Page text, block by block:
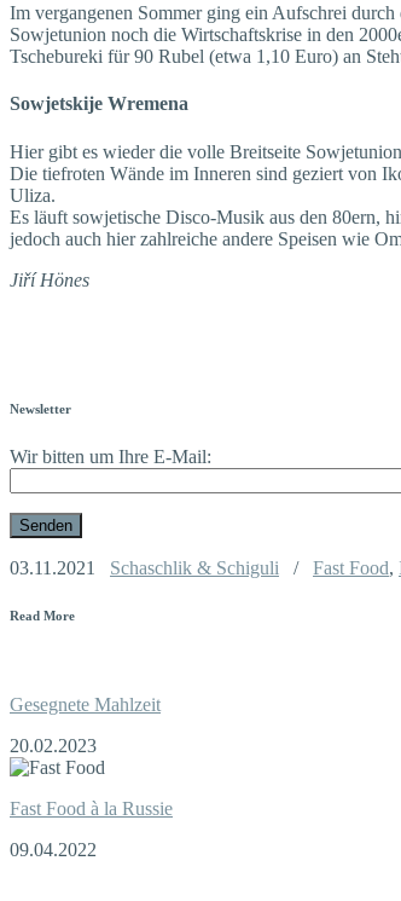
Im vergangenen Sommer ging ein Aufschrei
Sowjetunion noch die Wirtschaftskrise in den
Tschebureki für 90 Rubel (etwa 1,10 Euro) an
Sowjetskije Wremena
Hier gibt es wieder die volle Breitseite
Die tiefroten Wände im Inneren sind geziert von
Uliza.
Es läuft sowjetische Disco-Musik aus den 80ern,
jedoch auch hier zahlreiche andere Speisen wie
Jiří Hönes
Newsletter
Wir bitten um Ihre E-Mail:
03.11.2021 Schaschlik & Schiguli / Fast Food,
Read More
Gesegnete Mahlzeit
20.02.2023
Fast Food à la Russie
09.04.2022